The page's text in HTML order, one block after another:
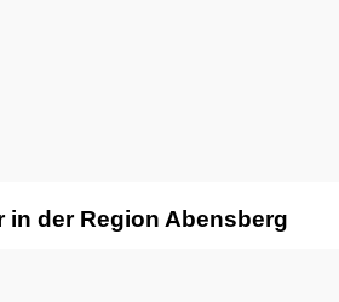
der Region Abensberg